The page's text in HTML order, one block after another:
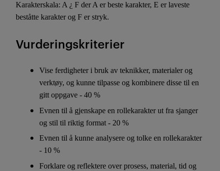
Karakterskala: A ¿ F der A er beste karakter, E er laveste
beståtte karakter og F er stryk.
Vurderingskriterier
Vise ferdigheter i bruk av teknikker, materialer og
verktøy, og kunne tilpasse og kombinere disse til en
gitt oppgave - 40 %
Evnen til å gjenskape en rollekarakter ut fra sjanger
og stil til riktig format - 20 %
Evnen til å kunne analysere og tolke en rollekarakter
- 10 %
Forklare og reflektere over prosess, material, tid og